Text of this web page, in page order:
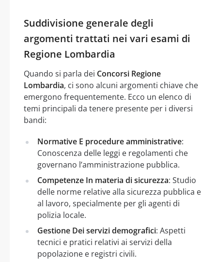
Suddivisione generale degli
argomenti trattati nei vari esami di
Regione Lombardia
Quando si parla dei Concorsi Regione
Lombardia, ci sono alcuni argomenti chiave che
emergono frequentemente. Ecco un elenco di
temi principali da tenere presente per i diversi
bandi:
Normative E procedure amministrative:
Conoscenza delle leggi e regolamenti che
governano l’amministrazione pubblica.
Competenze In materia di sicurezza: Studio
delle norme relative alla sicurezza pubblica e
al lavoro, specialmente per gli agenti di
polizia locale.
Gestione Dei servizi demografici: Aspetti
tecnici e pratici relativi ai servizi della
popolazione e registri civili.